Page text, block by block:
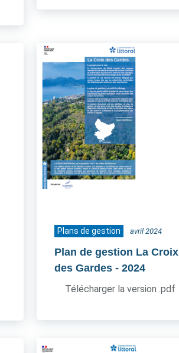
Plans de gestion avril 2024
Plan de gestion La Croix
des Gardes - 2024
Télécharger la version .pdf